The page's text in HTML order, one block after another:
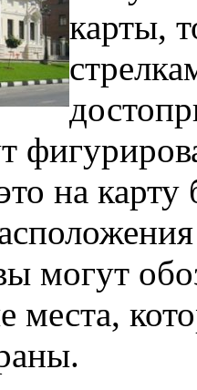
карты,
на
могут
места,